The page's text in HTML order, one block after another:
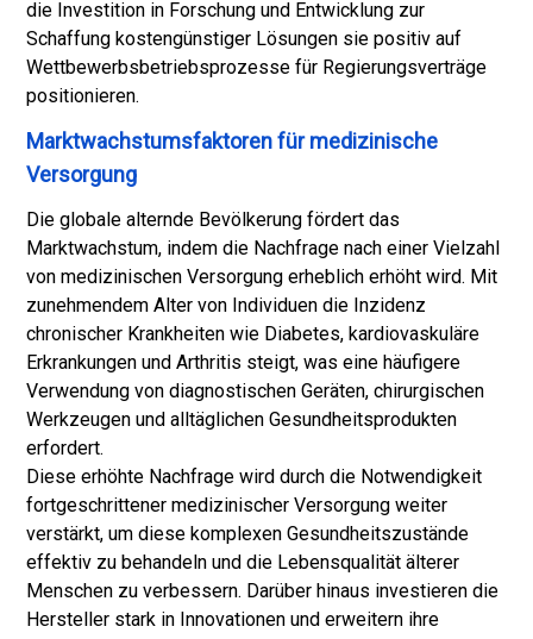
die Investition in Forschung und Entwicklung zur
Schaffung kostengünstiger Lösungen sie positiv auf
Wettbewerbsbetriebsprozesse für Regierungsverträge
positionieren.
Marktwachstumsfaktoren für medizinische
Versorgung
Die globale alternde Bevölkerung fördert das
Marktwachstum, indem die Nachfrage nach einer Vielzahl
von medizinischen Versorgung erheblich erhöht wird. Mit
zunehmendem Alter von Individuen die Inzidenz
chronischer Krankheiten wie Diabetes, kardiovaskuläre
Erkrankungen und Arthritis steigt, was eine häufigere
Verwendung von diagnostischen Geräten, chirurgischen
Werkzeugen und alltäglichen Gesundheitsprodukten
erfordert.
Diese erhöhte Nachfrage wird durch die Notwendigkeit
fortgeschrittener medizinischer Versorgung weiter
verstärkt, um diese komplexen Gesundheitszustände
effektiv zu behandeln und die Lebensqualität älterer
Menschen zu verbessern. Darüber hinaus investieren die
Hersteller stark in Innovationen und erweitern ihre